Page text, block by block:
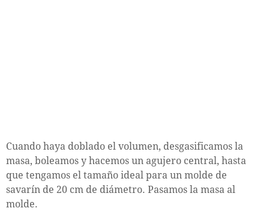
Cuando haya doblado el volumen, desgasificamos la
masa, boleamos y hacemos un agujero central, hasta
que tengamos el tamaño ideal para un molde de
savarín de 20 cm de diámetro. Pasamos la masa al
molde.